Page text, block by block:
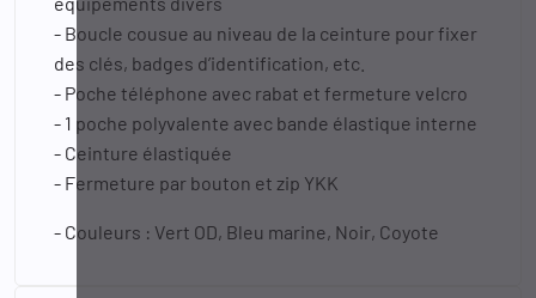
- Boucle cousue au niveau de la ceinture pour fixer
des clés, badges d’identification, etc.
- Poche téléphone avec rabat et fermeture velcro
- 1 poche polyvalente avec bande élastique interne
- Ceinture élastiquée
- Fermeture par bouton et zip YKK
- Couleurs : Vert OD, Bleu marine, Noir, Coyote